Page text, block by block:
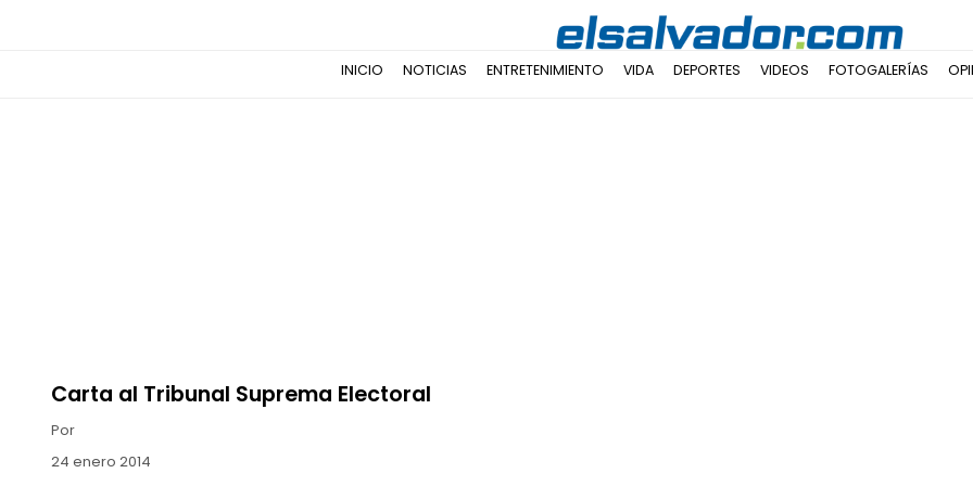
INICIO NOTICIAS ENTRETENIMIENTO VIDA DEPORTES VIDEOS FOTOGALERÍAS
Carta al Tribunal Suprema Electoral
Por
24 enero 2014